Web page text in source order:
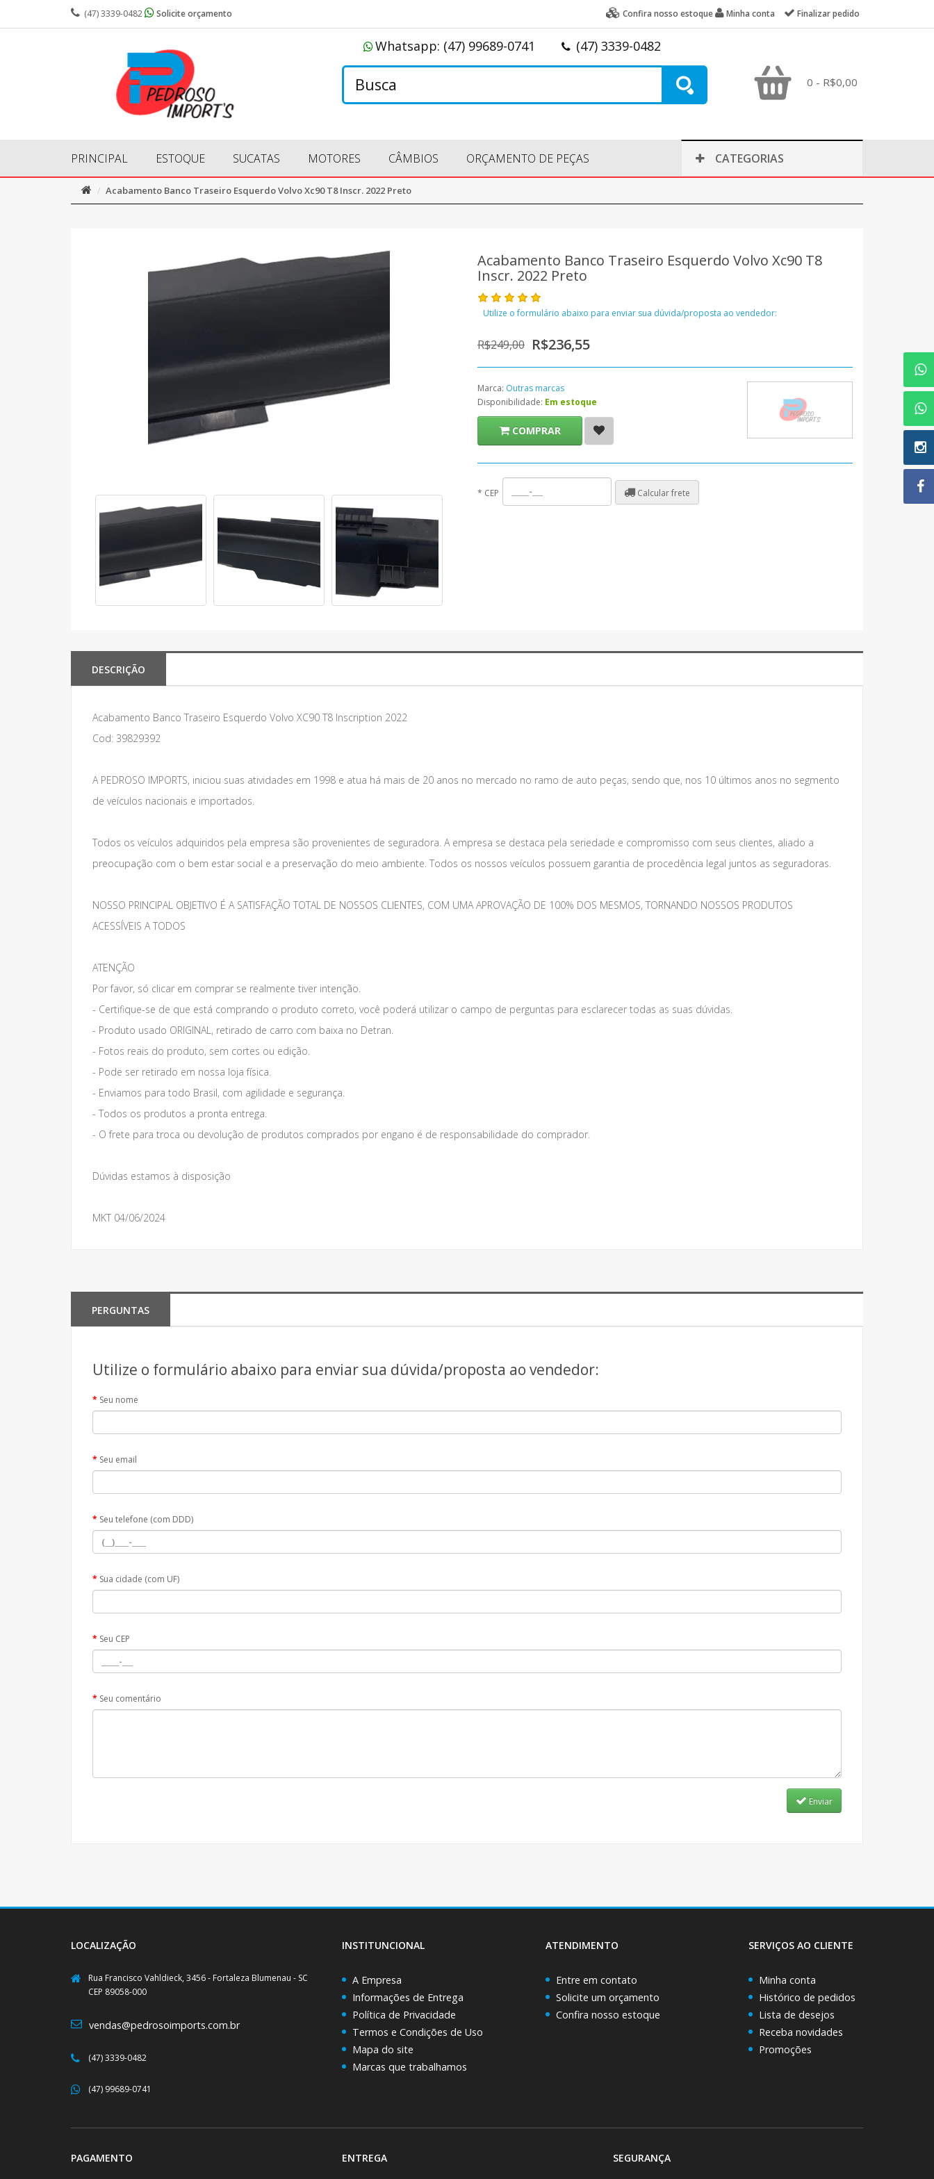
(47) 3339-0482 Solicite orçamento Confira nosso estoque Minha conta Finalizar pedido
Whatsapp: (47) 99689-0741 (47) 3339-0482
0 - R$0,00
PRINCIPAL ESTOQUE SUCATAS MOTORES CÂMBIOS ORÇAMENTO DE PEÇAS CATEGORIAS
Acabamento Banco Traseiro Esquerdo Volvo Xc90 T8 Inscr. 2022 Preto
Acabamento Banco Traseiro Esquerdo Volvo Xc90 T8
Inscr. 2022 Preto
Utilize o formulário abaixo para enviar sua dúvida/proposta ao vendedor:
R$249,00 R$236,55
Marca: Outras marcas
Disponibilidade: Em estoque
COMPRAR
* CEP Calcular frete
DESCRIÇÃO
Acabamento Banco Traseiro Esquerdo Volvo XC90 T8 Inscription 2022
Cod: 39829392
A PEDROSO IMPORTS, iniciou suas atividades em 1998 e atua há mais de 20 anos no mercado no ramo de auto peças, sendo que, nos 10 últimos anos no segmento
de veículos nacionais e importados.
Todos os veículos adquiridos pela empresa são provenientes de seguradora. A empresa se destaca pela seriedade e compromisso com seus clientes, aliado a
preocupação com o bem estar social e a preservação do meio ambiente. Todos os nossos veículos possuem garantia de procedência legal juntos as seguradoras.
NOSSO PRINCIPAL OBJETIVO É A SATISFAÇÃO TOTAL DE NOSSOS CLIENTES, COM UMA APROVAÇÃO DE 100% DOS MESMOS, TORNANDO NOSSOS PRODUTOS
ACESSÍVEIS A TODOS
ATENÇÃO
Por favor, só clicar em comprar se realmente tiver intenção.
- Certifique-se de que está comprando o produto correto, você poderá utilizar o campo de perguntas para esclarecer todas as suas dúvidas.
- Produto usado ORIGINAL, retirado de carro com baixa no Detran.
- Fotos reais do produto, sem cortes ou edição.
- Pode ser retirado em nossa loja física.
- Enviamos para todo Brasil, com agilidade e segurança.
- Todos os produtos a pronta entrega.
- O frete para troca ou devolução de produtos comprados por engano é de responsabilidade do comprador.
Dúvidas estamos à disposição
MKT 04/06/2024
PERGUNTAS
Utilize o formulário abaixo para enviar sua dúvida/proposta ao vendedor:
Seu nome
Seu email
Seu telefone (com DDD)
Sua cidade (com UF)
Seu CEP
Seu comentário
Enviar
LOCALIZAÇÃO
Rua Francisco Vahldieck, 3456 - Fortaleza Blumenau - SC
CEP 89058-000
vendas@pedrosoimports.com.br
(47) 3339-0482
(47) 99689-0741
INSTITUNCIONAL
A Empresa
Informações de Entrega
Política de Privacidade
Termos e Condições de Uso
Mapa do site
Marcas que trabalhamos
ATENDIMENTO
Entre em contato
Solicite um orçamento
Confira nosso estoque
SERVIÇOS AO CLIENTE
Minha conta
Histórico de pedidos
Lista de desejos
Receba novidades
Promoções
PAGAMENTO ENTREGA SEGURANÇA